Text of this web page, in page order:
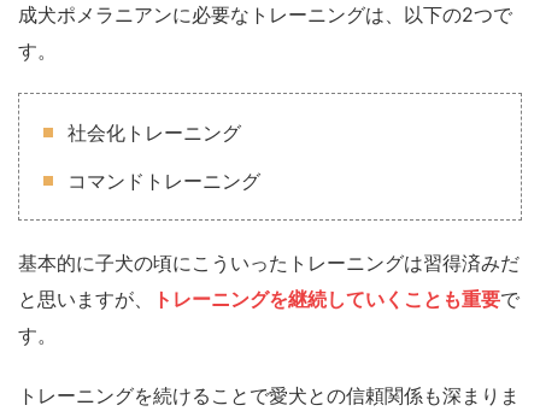
成犬ポメラニアンに必要なトレーニングは、以下の2つで
す。
社会化トレーニング
コマンドトレーニング
基本的に子犬の頃にこういったトレーニングは習得済みだ
と思いますが、
トレーニングを継続していくことも重要で
す。
トレーニングを続けることで愛犬との信頼関係も深まりま